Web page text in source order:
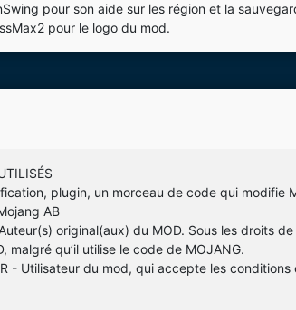
pour son aide sur les région et la
pour le logo du mod.
plugin, un morceau de code qui
AB
original(aux) du MOD. Sous les droits
malgré qu’il utilise le code de MOJANG.
- Utilisateur du mod, qui accepte les